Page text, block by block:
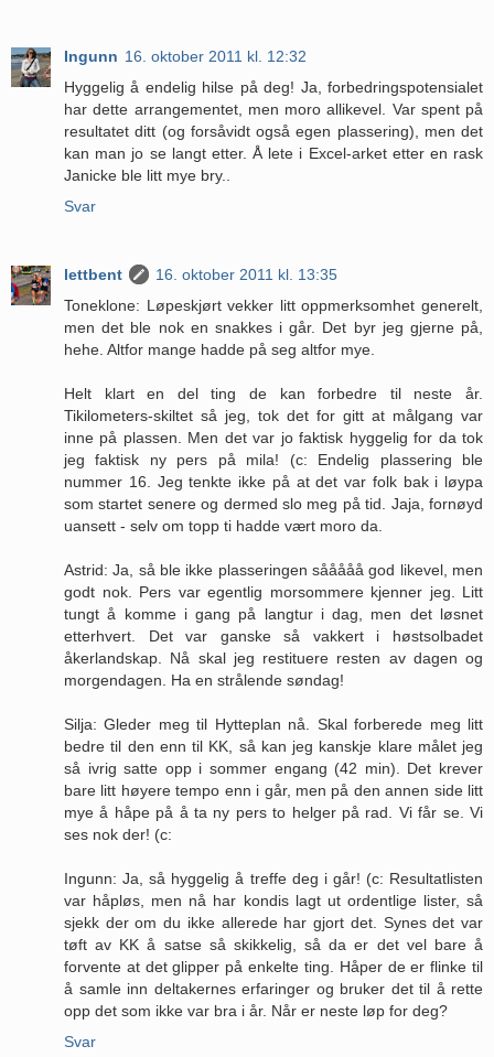
Ingunn 16. oktober 2011 kl. 12:32
Hyggelig å endelig hilse på deg! Ja, forbedringspotensialet
har dette arrangementet, men moro allikevel. Var spent på
resultatet ditt (og forsåvidt også egen plassering), men det
kan man jo se langt etter. Å lete i Excel-arket etter en rask
Janicke ble litt mye bry..
Svar
lettbent
16. oktober 2011 kl. 13:35
Toneklone: Løpeskjørt vekker litt oppmerksomhet generelt,
men det ble nok en snakkes i går. Det byr jeg gjerne på,
hehe. Altfor mange hadde på seg altfor mye.
Helt klart en del ting de kan forbedre til neste år.
Tikilometers-skiltet så jeg, tok det for gitt at målgang var
inne på plassen. Men det var jo faktisk hyggelig for da tok
jeg faktisk ny pers på mila! (c: Endelig plassering ble
nummer 16. Jeg tenkte ikke på at det var folk bak i løypa
som startet senere og dermed slo meg på tid. Jaja, fornøyd
uansett - selv om topp ti hadde vært moro da.
Astrid: Ja, så ble ikke plasseringen sååååå god likevel, men
godt nok. Pers var egentlig morsommere kjenner jeg. Litt
tungt å komme i gang på langtur i dag, men det løsnet
etterhvert. Det var ganske så vakkert i høstsolbadet
åkerlandskap. Nå skal jeg restituere resten av dagen og
morgendagen. Ha en strålende søndag!
Silja: Gleder meg til Hytteplan nå. Skal forberede meg litt
bedre til den enn til KK, så kan jeg kanskje klare målet jeg
så ivrig satte opp i sommer engang (42 min). Det krever
bare litt høyere tempo enn i går, men på den annen side litt
mye å håpe på å ta ny pers to helger på rad. Vi får se. Vi
ses nok der! (c:
Ingunn: Ja, så hyggelig å treffe deg i går! (c: Resultatlisten
var håpløs, men nå har kondis lagt ut ordentlige lister, så
sjekk der om du ikke allerede har gjort det. Synes det var
tøft av KK å satse så skikkelig, så da er det vel bare å
forvente at det glipper på enkelte ting. Håper de er flinke til
å samle inn deltakernes erfaringer og bruker det til å rette
opp det som ikke var bra i år. Når er neste løp for deg?
Svar